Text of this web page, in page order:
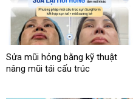
Sửa mũi hỏng bằng kỹ thuật
nâng mũi tái cấu trúc